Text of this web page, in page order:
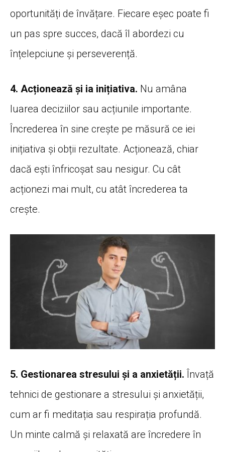
oportunități de învățare. Fiecare eșec poate fi
un pas spre succes, dacă îl abordezi cu
înțelepciune și perseverență.
4. Acționează și ia inițiativa. Nu amâna
luarea deciziilor sau acțiunile importante.
Încrederea în sine crește pe măsură ce iei
inițiativa și obții rezultate. Acționează, chiar
dacă ești înfricoșat sau nesigur. Cu cât
acționezi mai mult, cu atât încrederea ta
crește.
5. Gestionarea stresului și a anxietății. Învață
tehnici de gestionare a stresului și anxietății,
cum ar fi meditația sau respirația profundă.
Un minte calmă și relaxată are încredere în